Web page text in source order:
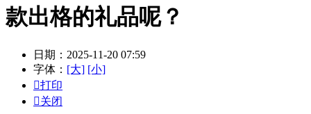
款出格的礼品呢？
日期：2025-11-20 07:59
字体： [大] [小]
打印
关闭